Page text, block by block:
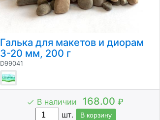
Галька для макетов и диорам
3-20 мм, 200 г
D99041
В наличии 168.00 ₽
шт.
В корзину